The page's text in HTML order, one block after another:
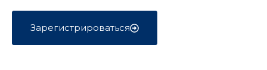
Зарегистрироваться